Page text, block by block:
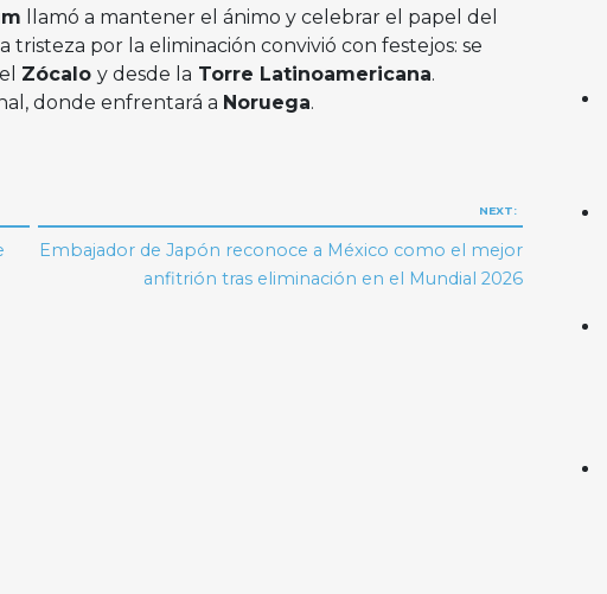
llamó a mantener el ánimo y celebrar el papel del
tristeza por la eliminación convivió con festejos: se
Zócalo y desde la Torre Latinoamericana.
donde enfrentará a Noruega.
NEXT:
Embajador de Japón reconoce a México como el mejor
anfitrión tras eliminación en el Mundial 2026